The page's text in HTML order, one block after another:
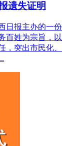
遗失证明
日报主办的一份
百姓为宗旨，以
，突出市民化、